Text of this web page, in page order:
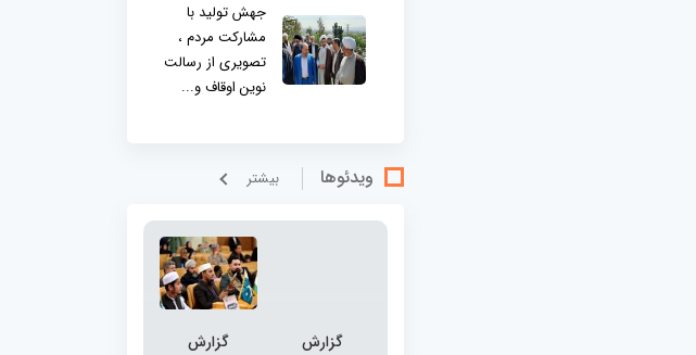
جهش تولید با
مشارکت مردم ،
تصویری از رسالت
نوین اوقاف و...
ویدئوها بيشتر
گزارش
گزارش